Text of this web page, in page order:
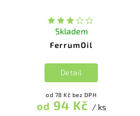
FerrumOil
Skladem
od 78 Kč bez DPH
od 94 Kč / ks
Detail